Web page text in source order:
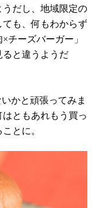
だし、地域限定の
も、何もわからず
チーズバーガー」
ると違うようだ
かと頑張ってみま
ともあれもう買っ
とに。